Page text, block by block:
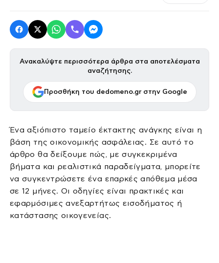
Ανακαλύψτε περισσότερα άρθρα στα αποτελέσματα
αναζήτησης.
Προσθήκη του dedomeno.gr στην Google
Ένα αξιόπιστο ταμείο έκτακτης ανάγκης είναι η
βάση της οικονομικής ασφάλειας. Σε αυτό το
άρθρο θα δείξουμε πώς, με συγκεκριμένα
βήματα και ρεαλιστικά παραδείγματα, μπορείτε
να συγκεντρώσετε ένα επαρκές απόθεμα μέσα
σε 12 μήνες. Οι οδηγίες είναι πρακτικές και
εφαρμόσιμες ανεξαρτήτως εισοδήματος ή
κατάστασης οικογενείας.